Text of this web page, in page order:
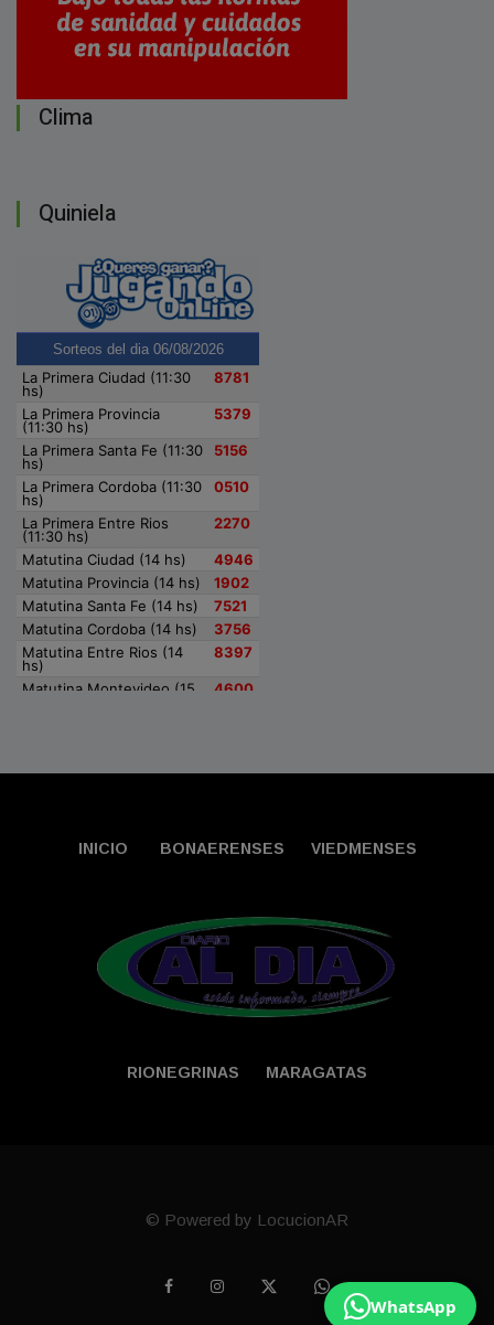
Clima
Quiniela
WhatsApp
INICIO BONAERENSES VIEDMENSES
RIONEGRINAS MARAGATAS
© Powered by LocucionAR